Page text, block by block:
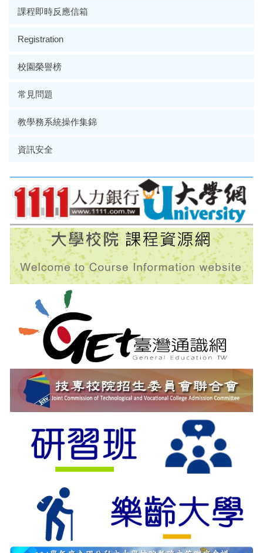
課程即時反應信箱
Registration
校園榮譽榜
常見問題
教學務系統操作集錦
資訊安全